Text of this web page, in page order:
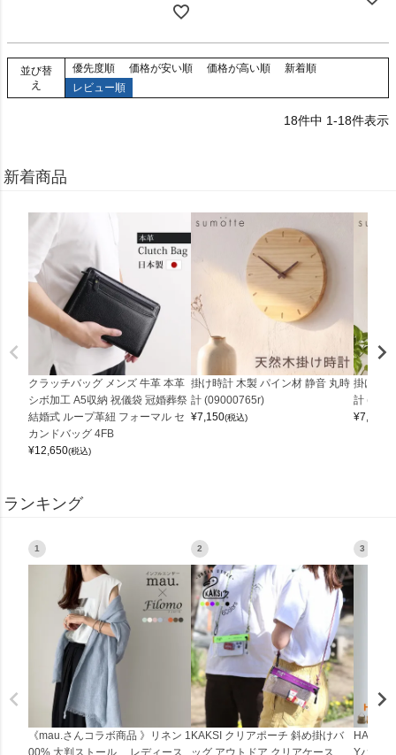
並び替
え
優先度順 価格が安い順 価格が高い順
新着順
レビュー順
18件中 1-18件表示
新着商品
クラッチバッグ メンズ 牛革 本革
シボ加工 A5収納 祝儀袋 冠婚葬祭
結婚式 ループ革紐 フォーマル セ
カンドバッグ 4FB
¥12,650(税込)
掛け時計 木製 パイン材 静音 丸時
計 (09000765r)
¥7,150(税込)
掛け時
計
¥7,150
ランキング
1
《mau.さんコラボ商品 》リネン 1
00% 大判ストール レディース
2
KAKSI クリアポーチ 斜め掛けバ
ッグ アウトドア クリアケース
3
Yバッグ